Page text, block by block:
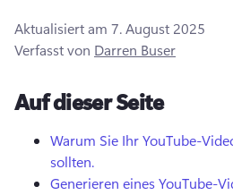
Anmelden
Aktualisiert am 7. August 2025
Verfasst von Darren Buser
Auf dieser Seite
Warum Sie Ihr YouTube-
sollten.
Generieren eines YouTube-